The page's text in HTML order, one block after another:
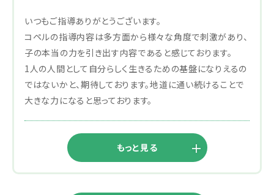
感謝申し上げます。
いつもご指導ありがとうございます。
コペルの指導内容は多方面から様々な角度で刺激があり、
子の本当の力を引き出す内容であると感じております。
1人の人間として自分らしく生きるための基盤になりえるの
ではないかと、期待しております。地道に通い続けることで
大きな力になると思っております。
もっと見る